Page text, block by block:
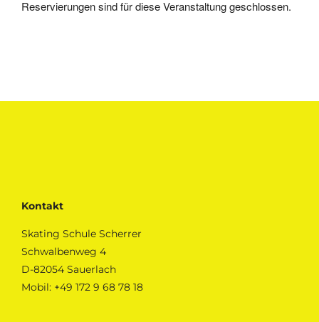
Reservierungen sind für diese Veranstaltung geschlossen.
Kontakt
Skating Schule Scherrer
Schwalbenweg 4
D-82054 Sauerlach
Mobil: +49 172 9 68 78 18